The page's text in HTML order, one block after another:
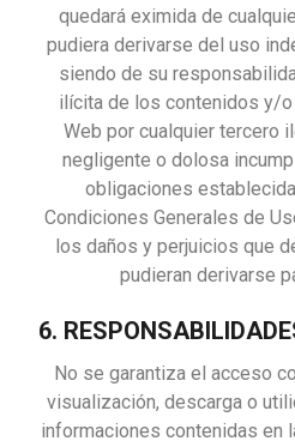
quedará eximida de
pudiera derivarse del uso
siendo de su
ilícita de los contenidos y/
Web por cualquier tercero
negligente o dolosa
obligaciones
Condiciones Generales de
los daños y perjuicios que
pudieran derivarse
6.
No se garantiza el acceso
visualización, descarga o
informaciones contenidas en